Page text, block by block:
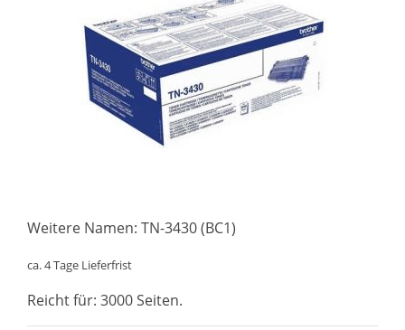
Weitere Namen: TN-3430 (BC1)
ca. 4 Tage Lieferfrist
Reicht für: 3000 Seiten.